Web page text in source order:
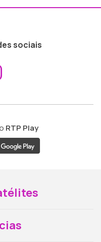
sociais
ao
RTP Play